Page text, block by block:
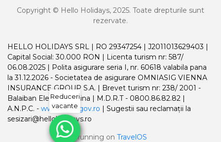
Copyright © Hello Holidays, 2025. Toate drepturile sunt
rezervate.
HELLO HOLIDAYS SRL | RO 29347254 | J2011013629403 |
Capital Social: 30.000 RON | Licenta turism nr: 587/
06.08.2025 | Polita asigurare seria I, nr. 60618 valabila pana
la 31.12.2026 - Societatea de asigurare OMNIASIG VIENNA
INSURANCE GROUP S.A. | Brevet turism nr: 238/ 2001 -
Balaiban Elena Madalina | M.D.R.T - 0800.86.82.82 |
A.N.P.C. - www.anpc.gov.ro | Sugestii sau reclamații la
sesizari@helloholidays.ro
Running on TravelOS
Reduceri
vacante